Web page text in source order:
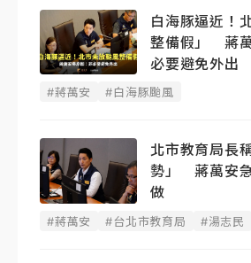
白海豚逼近！
整備假」 蔣
必要避免外出
#蔣萬安 #白海豚颱風
北市教育局長
勢」 蔣萬安
做
#蔣萬安 #台北市教育局 #湯志民